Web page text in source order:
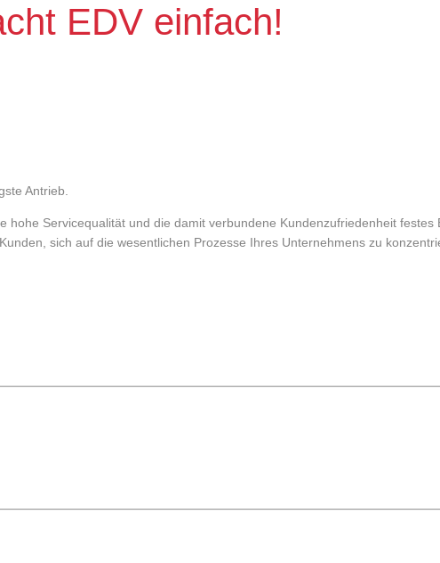
EDV einfach!
Antrieb.
hohe Servicequalität und die damit verbundene Kundenzufriedenheit festes
sich auf die wesentlichen Prozesse Ihres Unternehmens zu